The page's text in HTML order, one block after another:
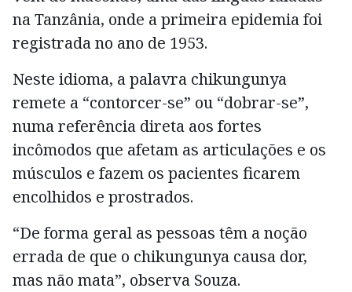
na Tanzânia, onde a primeira epidemia foi
registrada no ano de 1953.
Neste idioma, a palavra chikungunya
remete a “contorcer-se” ou “dobrar-se”,
numa referência direta aos fortes
incômodos que afetam as articulações e os
músculos e fazem os pacientes ficarem
encolhidos e prostrados.
“De forma geral as pessoas têm a noção
errada de que o chikungunya causa dor,
mas não mata”, observa Souza.